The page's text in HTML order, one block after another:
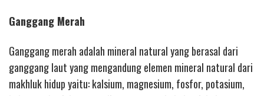
Ganggang Merah
Ganggang merah adalah mineral natural yang berasal dari
ganggang laut yang mengandung elemen mineral natural dari
makhluk hidup yaitu: kalsium, magnesium, fosfor, potasium,